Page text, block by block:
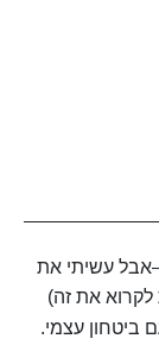
עשיתי את
לקרוא את זה)
ביטחון עצמי.